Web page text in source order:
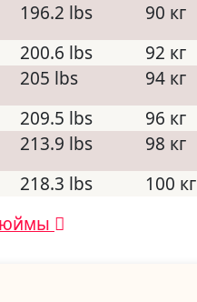
196.2 lbs 90 кг
200.6 lbs 92 кг
205 lbs 94 кг
209.5 lbs 96 кг
213.9 lbs 98 кг
218.3 lbs 100 кг